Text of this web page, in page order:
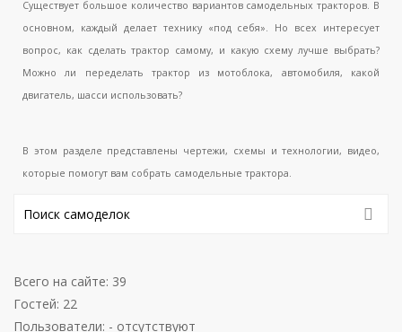
Существует большое количество вариантов самодельных тракторов. В
основном, каждый делает технику «под себя». Но всех интересует
вопрос, как сделать трактор самому, и какую схему лучше выбрать?
Можно ли переделать трактор из мотоблока, автомобиля, какой
двигатель, шасси использовать?
В этом разделе представлены чертежи, схемы и технологии, видео,
которые помогут вам собрать самодельные трактора.
Всего на сайте: 39
Гостей: 22
Пользователи: - отсутствуют